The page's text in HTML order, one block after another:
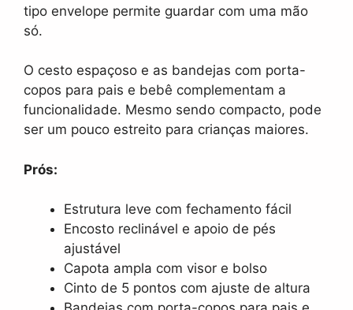
tipo envelope permite guardar com uma mão
só.
O cesto espaçoso e as bandejas com porta-
copos para pais e bebê complementam a
funcionalidade. Mesmo sendo compacto, pode
ser um pouco estreito para crianças maiores.
Prós:
Estrutura leve com fechamento fácil
Encosto reclinável e apoio de pés
ajustável
Capota ampla com visor e bolso
Cinto de 5 pontos com ajuste de altura